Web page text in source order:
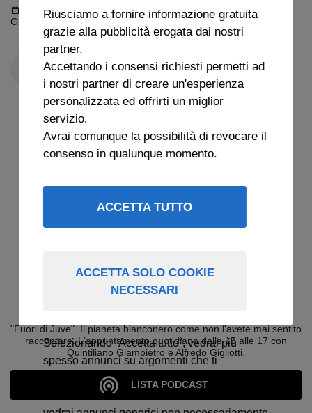
Podcast del 02 dicembre 2025 11m 23s
Giorgio Perinetti, ospite a "Fuori di Juve"
"Fuori di Juve". Il pianeta bianconero come non l'avete mai sentito
raccontare. L'appuntamento quotidiano dalle 15 alle 17 con
Quintiliano Giampietro e Alfredo Gigliotti.
LISTA PODCAST
Riusciamo a fornire informazione gratuita
grazie alla pubblicità erogata dai nostri
partner.
Accettando i consensi richiesti permetti ad
i nostri partner di creare un'esperienza
personalizzata ed offrirti un miglior
servizio.
Avrai comunque la possibilità di revocare il
consenso in qualunque momento.
ACCETTA TUTTO
ACCETTA SOLO COOKIE
NECESSARI
Selezionando “Accetta tutto”, vedrai più
spesso annunci su argomenti che ti
interessano.
Selezionando “Accetta solo cookie necessari”